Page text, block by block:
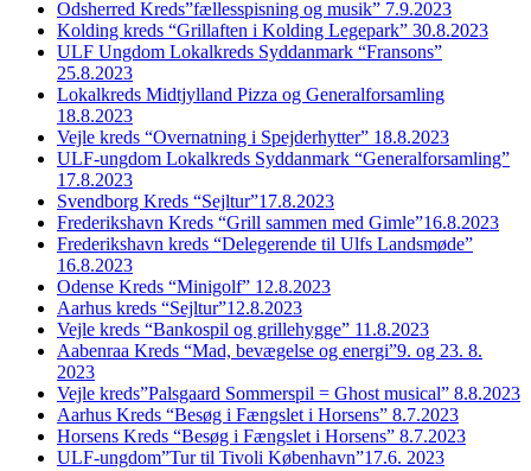
Odsherred Kreds”fællesspisning og musik” 7.9.2023
Kolding kreds “Grillaften i Kolding Legepark” 30.8.2023
ULF Ungdom Lokalkreds Syddanmark “Fransons”
25.8.2023
Lokalkreds Midtjylland Pizza og Generalforsamling
18.8.2023
Vejle kreds “Overnatning i Spejderhytter” 18.8.2023
ULF-ungdom Lokalkreds Syddanmark “Generalforsamling”
17.8.2023
Svendborg Kreds “Sejltur”17.8.2023
Frederikshavn Kreds “Grill sammen med Gimle”16.8.2023
Frederikshavn kreds “Delegerende til Ulfs Landsmøde”
16.8.2023
Odense Kreds “Minigolf” 12.8.2023
Aarhus kreds “Sejltur”12.8.2023
Vejle kreds “Bankospil og grillehygge” 11.8.2023
Aabenraa Kreds “Mad, bevægelse og energi”9. og 23. 8.
2023
Vejle kreds”Palsgaard Sommerspil = Ghost musical” 8.8.2023
Aarhus Kreds “Besøg i Fængslet i Horsens” 8.7.2023
Horsens Kreds “Besøg i Fængslet i Horsens” 8.7.2023
ULF-ungdom”Tur til Tivoli København”17.6. 2023